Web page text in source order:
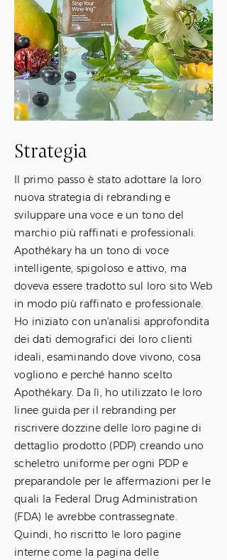
Strategia
Il primo passo è stato adottare la loro
nuova strategia di rebranding e
sviluppare una voce e un tono del
marchio più raffinati e professionali.
Apothékary ha un tono di voce
intelligente, spigoloso e attivo, ma
doveva essere tradotto sul loro sito Web
in modo più raffinato e professionale.
Ho iniziato con un'analisi approfondita
dei dati demografici dei loro clienti
ideali, esaminando dove vivono, cosa
vogliono e perché hanno scelto
Apothékary. Da lì, ho utilizzato le loro
linee guida per il rebranding per
riscrivere dozzine delle loro pagine di
dettaglio prodotto (PDP) creando uno
scheletro uniforme per ogni PDP e
preparandole per le affermazioni per le
quali la Federal Drug Administration
(FDA) le avrebbe contrassegnate.
Quindi, ho riscritto le loro pagine
interne come la pagina delle